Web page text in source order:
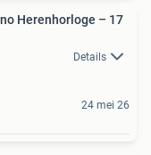
Herenhorloge – 17
Details
24 mei 26